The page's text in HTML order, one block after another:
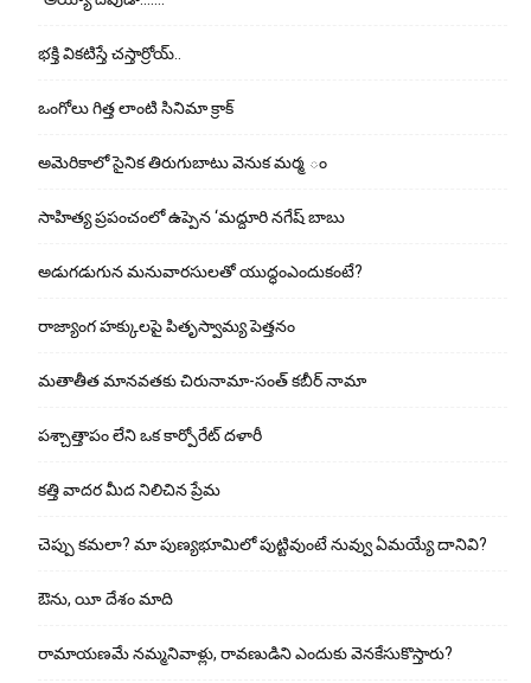
భ‌క్తి విక‌టిస్తే చ‌స్తార్రోయ్‌..
ఒంగోలు గిత్త లాంటి సినిమా క్రాక్
అమెరికాలో సైనిక తిరుగుబాటు వెనుక మర్మ ం
సాహిత్య ప్రపంచంలో ఉప్పెన ‘మద్దూరి నగేష్ బాబు
అడుగ‌డుగున మ‌నువార‌సుల‌తో యుద్ధంఎందుకంటే?
రాజ్యాంగ హక్కులపై పితృస్వామ్య పెత్తనం
మతాతీత మానవతకు చిరునామా-సంత్ కబీర్ నామా
పశ్చాత్తాపం లేని ఒక కార్పోరేట్ దళారీ
కత్తి వాదర మీద నిలిచిన ప్రేమ
చెప్పు క‌మ‌లా? మా పుణ్యభూమిలో పుట్టివుంటే నువ్వు ఏమయ్యే దానివి?
ఔను, యీ దేశం మాది
రామాయణమే నమ్మనివాళ్లు, రావణుడిని ఎందుకు వెనకేసుకొస్తారు?